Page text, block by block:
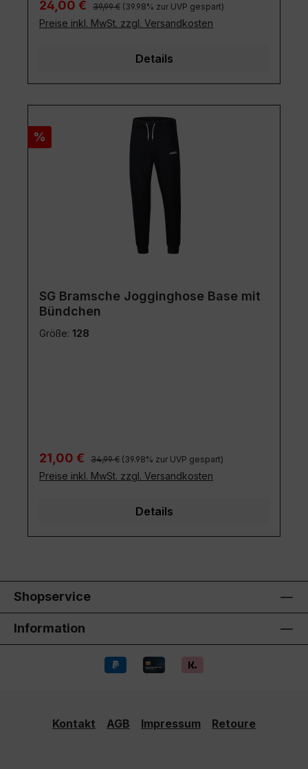
Verkaufspreis:
24,00 € 39,99 € (39.98% zur UVP gespart)
Preise inkl. MwSt. zzgl. Versandkosten
Details
Rabatt
%
SG Bramsche Jogginghose Base mit
Bündchen
Größe: 128
Verkaufspreis:
21,00 € Regulärer Preis:
34,99 € (39.98% zur UVP gespart)
Preise inkl. MwSt. zzgl. Versandkosten
Details
Shopservice
Information
Kontakt AGB Impressum Retoure